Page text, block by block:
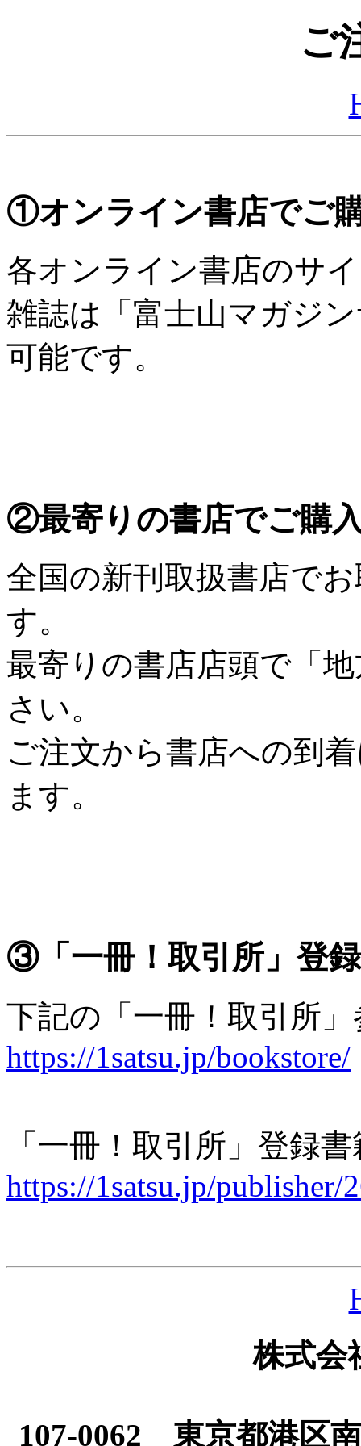
ご
①オンライン書店でご
各オンライン書店のサ
雑誌は「富士山マガジ
可能です。
②最寄りの書店でご購
全国の新刊取扱書店で
す。
最寄りの書店店頭で「
さい。
ご注文から書店への到
ます。
③「一冊！取引所」登
下記の「一冊！取引所
https://1satsu.jp/bookstore/
「一冊！取引所」登録書
https://1satsu.jp/publisher/
株式会
107-0062 東京都港区